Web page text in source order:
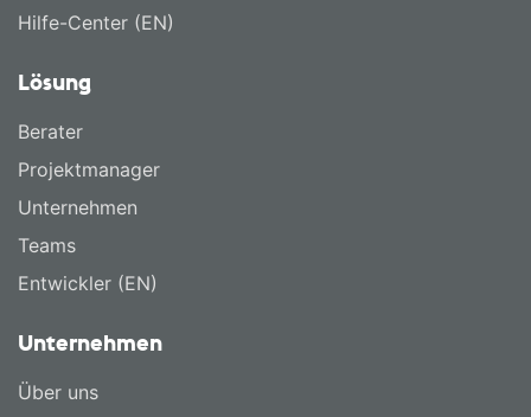
Hilfe-Center (EN)
Lösung
Berater
Projektmanager
Unternehmen
Teams
Entwickler (EN)
Unternehmen
Über uns